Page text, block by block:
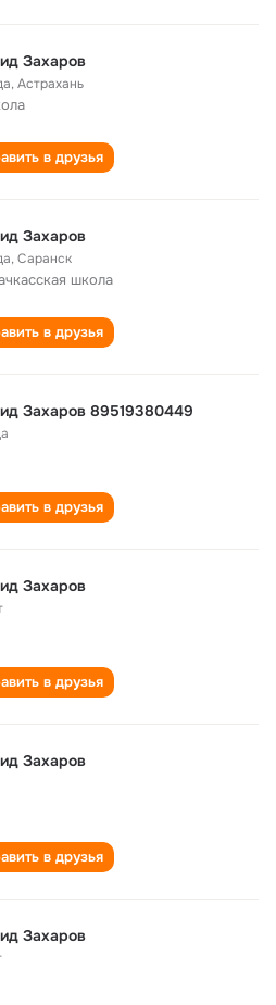
Захаров
,Астрахань
в друзья
Захаров
,Саранск
школа
в друзья
Захаров 89519380449
в друзья
Захаров
в друзья
Захаров
в друзья
Захаров